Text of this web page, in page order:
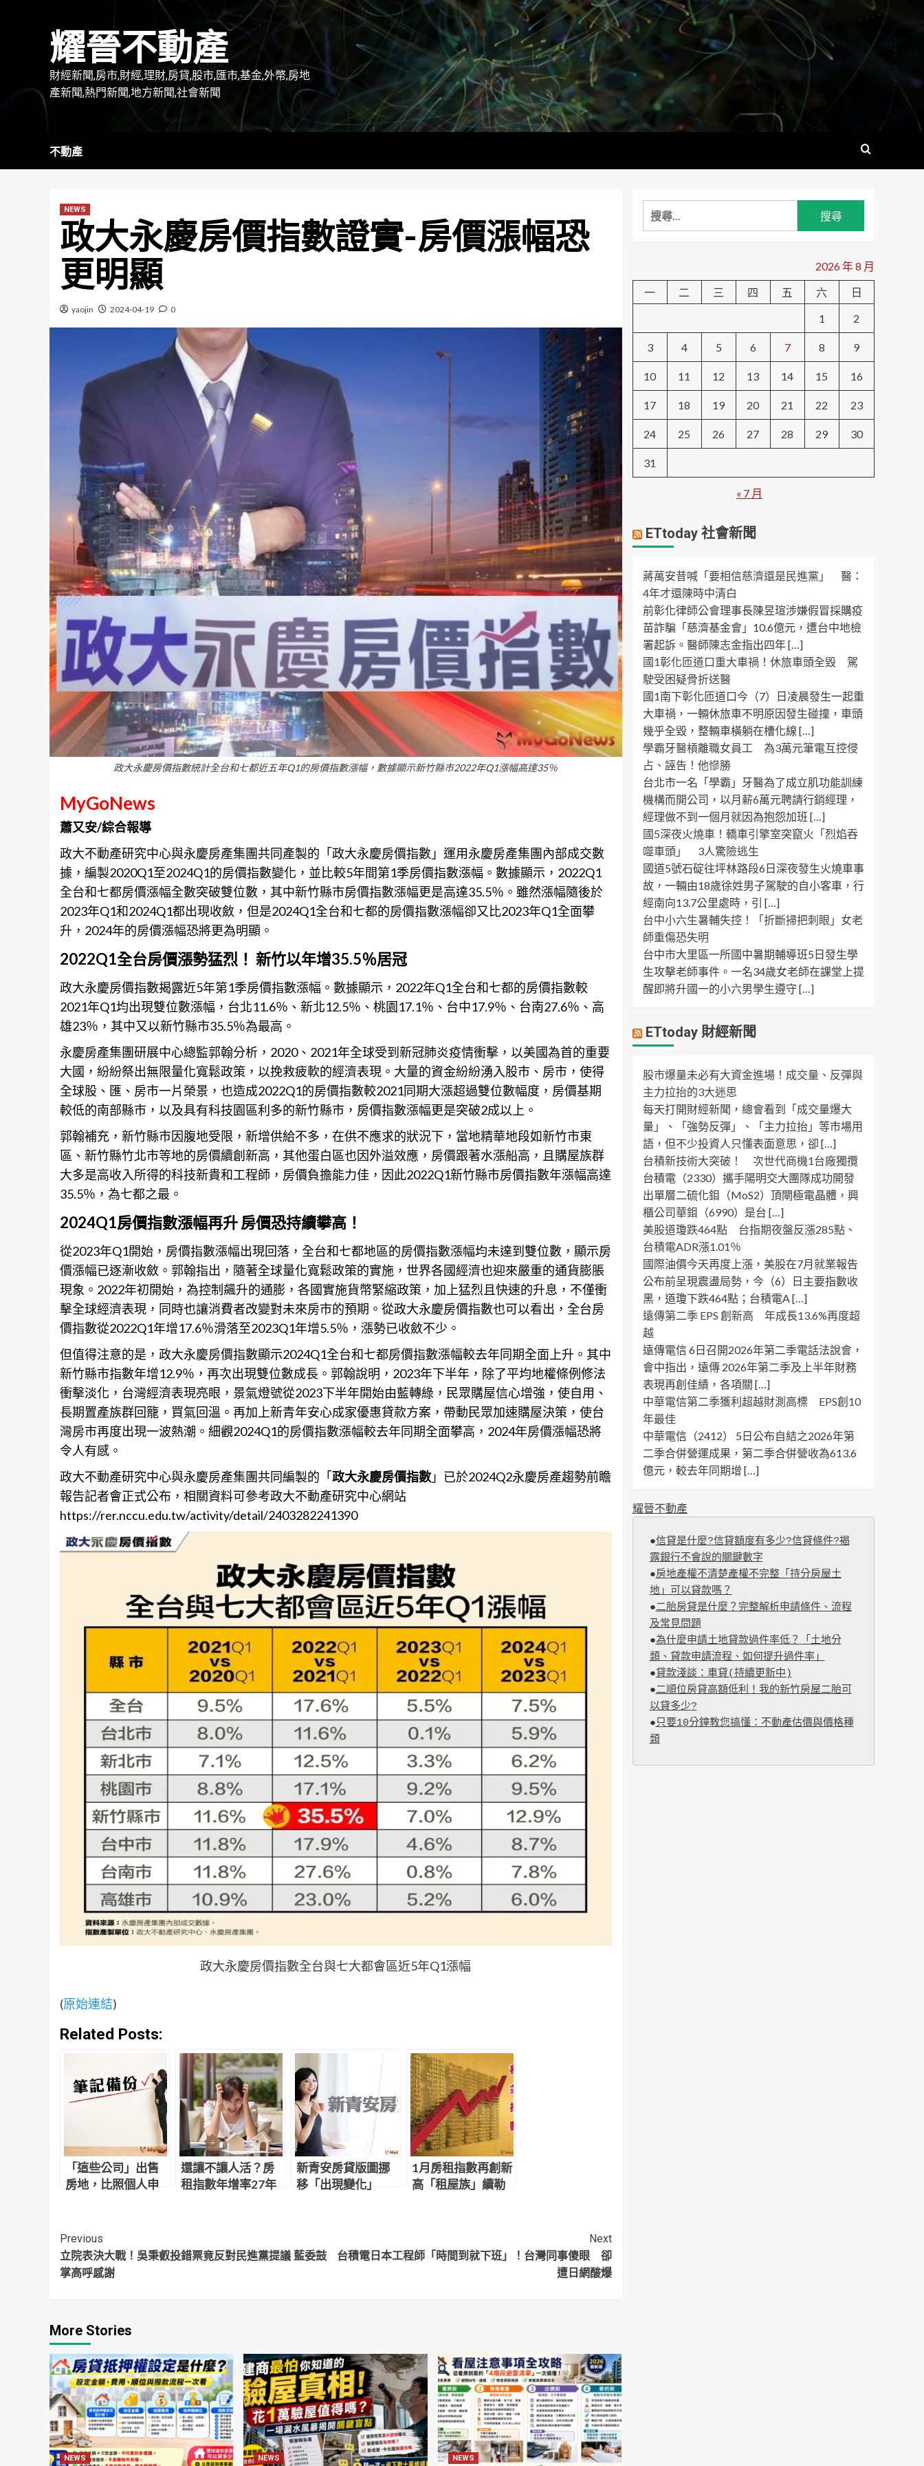
耀晉不動產
財經新聞,房市,財經,理財,房貸,股市,匯市,基金,外幣,房地
產新聞,熱門新聞,地方新聞,社會新聞
不動產
NEWS
政大永慶房價指數證實-房價漲幅恐
更明顯
yaojin 2024-04-19 0
政大永慶房價指數統計全台和七都近五年Q1的房價指數漲幅，數據顯示新竹縣市2022年Q1漲幅高達35％
MyGoNews
蕭又安/綜合報導
政大不動產研究中心與永慶房產集團共同產製的「政大永慶房價指數」運用永慶房產集團內部成交數
據，編製2020Q1至2024Q1的房價指數變化，並比較5年間第1季房價指數漲幅。數據顯示，2022Q1
全台和七都房價漲幅全數突破雙位數，其中新竹縣市房價指數漲幅更是高達35.5％。雖然漲幅隨後於
2023年Q1和2024Q1都出現收斂，但是2024Q1全台和七都的房價指數漲幅卻又比2023年Q1全面攀
升，2024年的房價漲幅恐將更為明顯。
2022Q1全台房價漲勢猛烈！ 新竹以年增35.5％居冠
政大永慶房價指數揭露近5年第1季房價指數漲幅。數據顯示，2022年Q1全台和七都的房價指數較
2021年Q1均出現雙位數漲幅，台北11.6％、新北12.5％、桃園17.1％、台中17.9％、台南27.6％、高
雄23％，其中又以新竹縣市35.5％為最高。
永慶房產集團研展中心總監郭翰分析，2020、2021年全球受到新冠肺炎疫情衝擊，以美國為首的重要
大國，紛紛祭出無限量化寬鬆政策，以挽救疲軟的經濟表現。大量的資金紛紛湧入股市、房市，使得
全球股、匯、房市一片榮景，也造成2022Q1的房價指數較2021同期大漲超過雙位數幅度， 房價基期
較低的南部縣市，以及具有科技園區利多的新竹縣市，房價指數漲幅更是突破2成以上。
郭翰補充，新竹縣市因腹地受限，新增供給不多，在供不應求的狀況下，當地精華地段如新竹市東
區、新竹縣竹北市等地的房價續創新高，其他蛋白區也因外溢效應， 房價跟著水漲船高，且購屋族群
大多是高收入所得的科技新貴和工程師，房價負擔能力佳，因此2022Q1新竹縣市房價指數年漲幅高達
35.5％，為七都之最。
2024Q1房價指數漲幅再升 房價恐持續攀高！
從2023年Q1開始， 房價指數漲幅出現回落，全台和七都地區的房價指數漲幅均未達到雙位數，顯示房
價漲幅已逐漸收斂。郭翰指出，隨著全球量化寬鬆政策的實施，世界各國經濟也迎來嚴重的通貨膨脹
現象。2022年初開始，為控制飆升的通膨，各國實施貨幣緊縮政策，加上猛烈且快速的升息，不僅衝
擊全球經濟表現，同時也讓消費者改變對未來房市的預期。從政大永慶房價指數也可以看出，全台房
價指數從2022Q1年增17.6％滑落至2023Q1年增5.5％，漲勢已收斂不少。
但值得注意的是，政大永慶房價指數顯示2024Q1全台和七都房價指數漲幅較去年同期全面上升。其中
新竹縣市指數年增12.9％，再次出現雙位數成長。郭翰說明，2023年下半年，除了平均地權條例修法
衝擊淡化，台灣經濟表現亮眼，景氣燈號從2023下半年開始由藍轉綠，民眾購屋信心增強，使自用、
長期置產族群回籠，買氣回溫。再加上新青年安心成家優惠貸款方案，帶動民眾加速購屋決策，使台
灣房市再度出現一波熱潮。細觀2024Q1的房價指數漲幅較去年同期全面攀高，2024年房價漲幅恐將
令人有感。
政大不動產研究中心與永慶房產集團共同編製的「政大永慶房價指數 」已於2024Q2永慶房產趨勢前瞻
報告記者會正式公布，相關資料可參考政大不動產研究中心網站
https://rer.nccu.edu.tw/activity/detail/2403282241390
政大永慶房價指數全台與七大都會區近5年Q1漲幅
(原始連結)
Related Posts:
「這些公司」出售
房地，比照個人申
還讓不讓人活？房
租指數年增率27年
新青安房貸版圖挪
移「出現變化」
1月房租指數再創新
高「租屋族」續勒
Continue
Reading
Previous
立院表決大戰！吳秉叡投錯票竟反對民進黨提議 藍委鼓
掌高呼感謝
Next
台積電日本工程師「時間到就下班」！台灣同事傻眼 卻
遭日網酸爆
More Stories
NEWS NEWS NEWS
搜
尋
字:
2026 年 8 月
一
二 三 四 五 六
日
1
2
3 4 5 6 7 8 9
10 11 12 13 14 15 16
17 18 19 20 21 22 23
24 25 26 27 28 29 30
31
« 7 月
ETtoday 社會新聞
蔣萬安昔喊「要相信慈濟還是民進黨」 醫：
4年才還陳時中清白
前彰化律師公會理事長陳昱瑄涉嫌假冒採購疫
苗詐騙「慈濟基金會」10.6億元，遭台中地檢
署起訴。醫師陳志金指出四年 […]
國1彰化匝道口重大車禍！休旅車頭全毀 駕
駛受困疑骨折送醫
國1南下彰化匝道口今（7）日凌晨發生一起重
大車禍，一輛休旅車不明原因發生碰撞，車頭
幾乎全毀，整輛車橫躺在槽化線 […]
學霸牙醫槓離職女員工 為3萬元筆電互控侵
占、誣告！他慘勝
台北市一名「學霸」牙醫為了成立肌功能訓練
機構而開公司，以月薪6萬元聘請行銷經理，
經理做不到一個月就因為抱怨加班 […]
國5深夜火燒車！轎車引擎室突竄火「烈焰吞
噬車頭」 3人驚險逃生
國道5號石碇往坪林路段6日深夜發生火燒車事
故，一輛由18歲徐姓男子駕駛的自小客車，行
經南向13.7公里處時，引 […]
台中小六生暑輔失控！「折斷掃把刺眼」女老
師重傷恐失明
台中市大里區一所國中暑期輔導班5日發生學
生攻擊老師事件。一名34歲女老師在課堂上提
醒即將升國一的小六男學生遵守 […]
ETtoday 財經新聞
股市爆量未必有大資金進場！成交量、反彈與
主力拉抬的3大迷思
每天打開財經新聞，總會看到「成交量爆大
量」、「強勢反彈」、「主力拉抬」等市場用
語，但不少投資人只懂表面意思，卻 […]
台積新技術大突破！ 次世代商機1台廠獨攬
台積電（2330）攜手陽明交大團隊成功開發
出單層二硫化鉬（MoS2）頂閘極電晶體，興
櫃公司華鉬（6990）是台 […]
美股道瓊跌464點 台指期夜盤反漲285點、
台積電ADR漲1.01％
國際油價今天再度上漲，美股在7月就業報告
公布前呈現震盪局勢，今（6）日主要指數收
黑，道瓊下跌464點；台積電A […]
遠傳第二季 EPS 創新高 年成長13.6%再度超
越
遠傳電信 6日召開2026年第二季電話法說會，
會中指出，遠傳 2026年第二季及上半年財務
表現再創佳績，各項關 […]
中華電信第二季獲利超越財測高標 EPS創10
年最佳
中華電信（2412） 5日公布自結之2026年第
二季合併營運成果，第二季合併營收為613.6
億元，較去年同期增 […]
耀晉不動產
●信貸是什麼?信貸額度有多少?信貸條件?揭
露銀行不會說的關鍵數字
●房地產權不清楚產權不完整「持分房屋土
地」可以貸款嗎？
●二胎房貸是什麼？完整解析申請條件、流程
及常見問題
●為什麼申請土地貸款過件率低？「土地分
類、貸款申請流程、如何提升過件率」
●貸款淺談：車貸(持續更新中)
●二順位房貸高額低利！我的新竹房屋二胎可
以貸多少?
●只要10分鐘教您搞懂：不動產估價與價格種
類